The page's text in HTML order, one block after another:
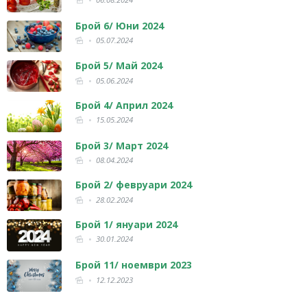
Брой 6/ Юни 2024
05.07.2024
Брой 5/ Май 2024
05.06.2024
Брой 4/ Април 2024
15.05.2024
Брой 3/ Март 2024
08.04.2024
Брой 2/ февруари 2024
28.02.2024
Брой 1/ януари 2024
30.01.2024
Брой 11/ ноември 2023
12.12.2023